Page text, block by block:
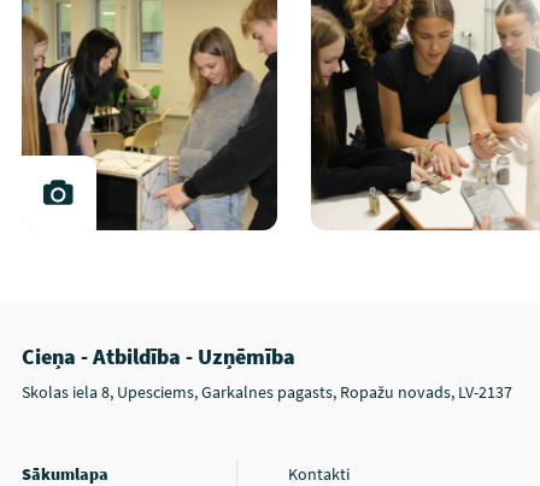
Cieņa - Atbildība - Uzņēmība
Skolas iela 8, Upesciems, Garkalnes pagasts, Ropažu novads, LV-2137
Sākumlapa
Kontakti